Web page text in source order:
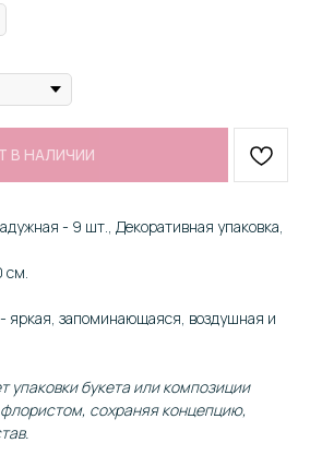
В НАЛИЧИИ
- 9 шт., Декоративная упаковка,
см.
яркая, запоминающаяся, воздушная и
упаковки букета или композиции
сохраняя концепцию,